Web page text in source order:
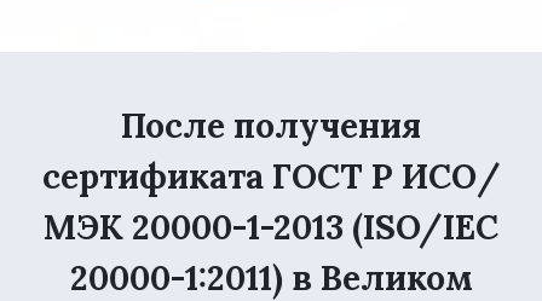
После получения
сертификата ГОСТ Р ИСО/
МЭК 20000-1-2013 (ISO/IEC
20000-1:2011) в Великом